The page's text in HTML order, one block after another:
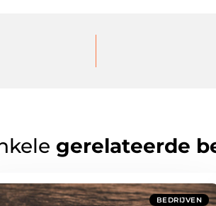
gerelateerde
BEDRIJVEN